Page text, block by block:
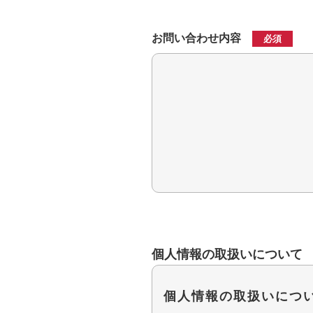
お問い合わせ内容 必須
個人情報の取扱いについて
個人情報の取扱いにつ